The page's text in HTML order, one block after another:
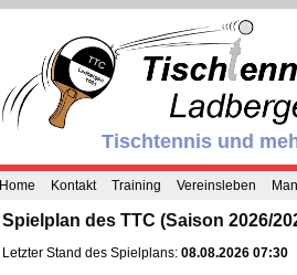
Tischtennis und
Home Kontakt Training Vereinsleben
Spielplan des TTC (Saison 2026/
Letzter Stand des Spielplans: 08.08.2026 07:30